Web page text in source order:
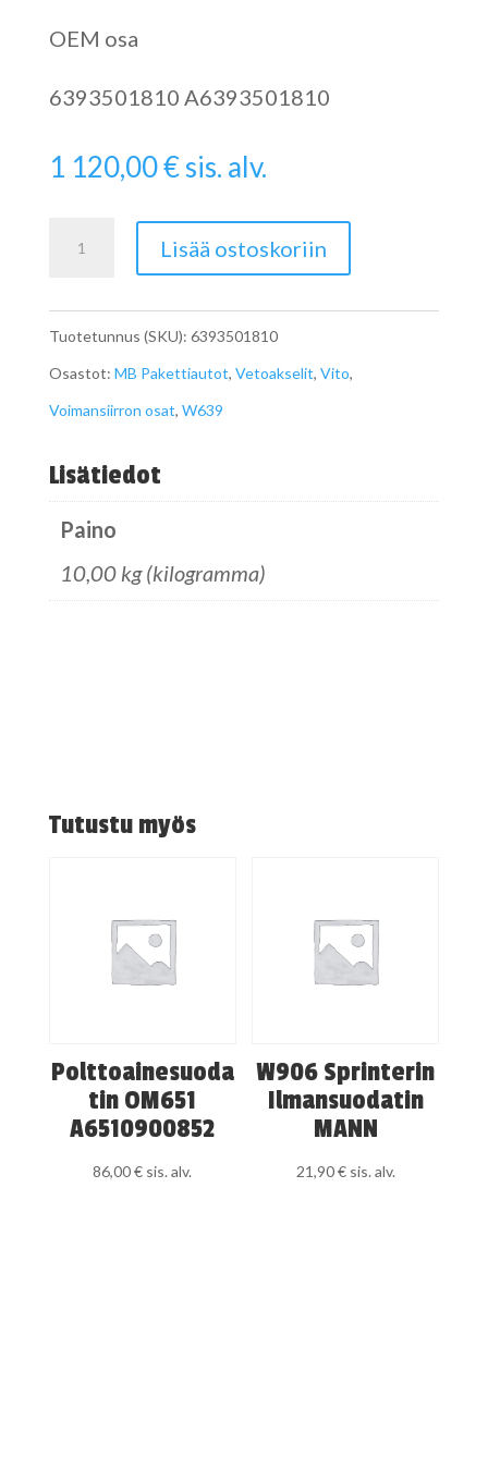
OEM osa
6393501810 A6393501810
1 120,00€sis. alv.
Vetoakseli
taakse
A6393501810
määrä
Lisää ostoskoriin
Tuotetunnus (SKU): 6393501810
Osastot: MB Pakettiautot, Vetoakselit, Vito,
Voimansiirron osat, W639
Lisätiedot
Paino
10,00 kg (kilogramma)
Tutustu myös
Polttoainesuoda
tin OM651
A6510900852
86,00€ sis. alv.
W906 Sprinterin
Ilmansuodatin
MANN
21,90€ sis. alv.